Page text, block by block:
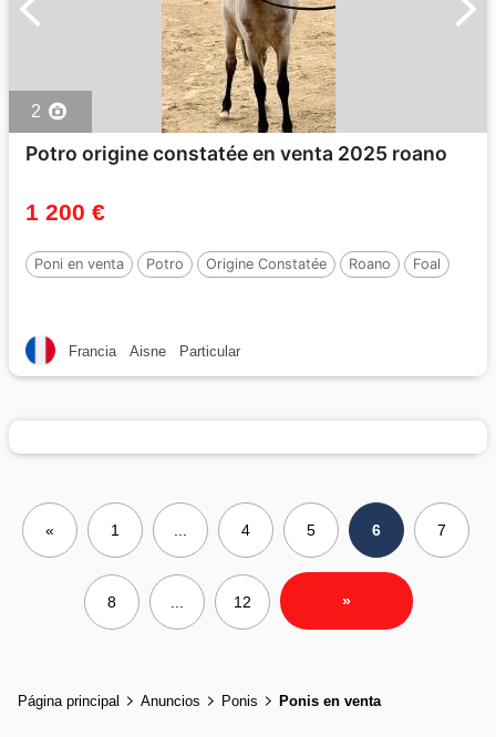
2
Potro origine constatée en venta 2025 roano
1 200 €
Poni en venta Potro Origine Constatée Roano Foal
Francia Aisne Particular
« 1 4 5 6 7
8 12 »
Página principal Anuncios Ponis Ponis en venta